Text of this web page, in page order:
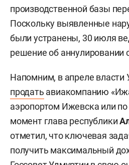
производственной базы
Поскольку выявленные
были устранены, 30 июля
решение об аннулировании
Напомним, в апреле власти
продать авиакомпанию
аэропортом Ижевска или
момент глава республики
отметил, что ключевая
получить максимальный